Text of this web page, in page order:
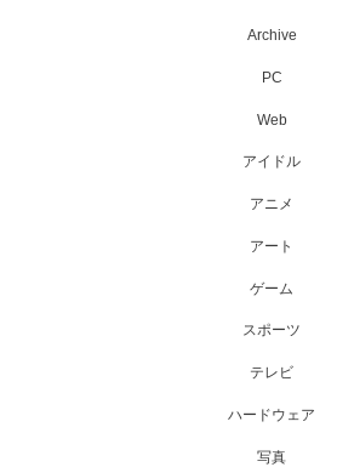
Archive
PC
Web
アイドル
アニメ
アート
ゲーム
スポーツ
テレビ
ハードウェア
写真